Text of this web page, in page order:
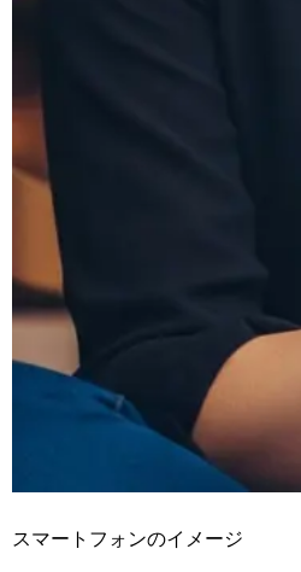
スマートフォンのイメージ